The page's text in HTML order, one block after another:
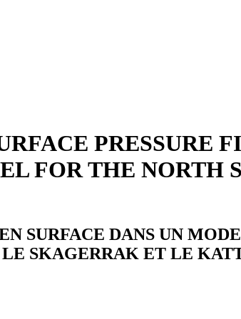
PRESSURE
FOR THE NORTH
SURFACE DANS UN
SKAGERRAK ET LE